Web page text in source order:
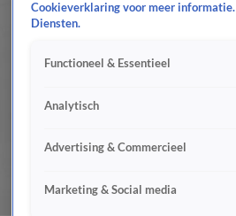
Cookieverklaring voor meer informatie.
Diensten.
Functioneel & Essentieel
Analytisch
Advertising & Commercieel
Marketing & Social media